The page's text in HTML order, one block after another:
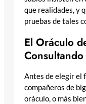
que realidades, y
pruebas de tales
El Oráculo
Antes de elegir el
compañeros de
oráculo, o más